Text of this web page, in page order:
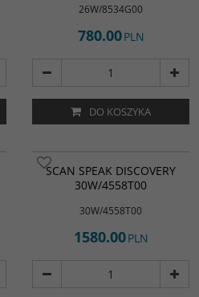
26W/8534G00
780.00PLN
DO KOSZYKA
SCAN SPEAK DISCOVERY
30W/4558T00
30W/4558T00
1580.00PLN